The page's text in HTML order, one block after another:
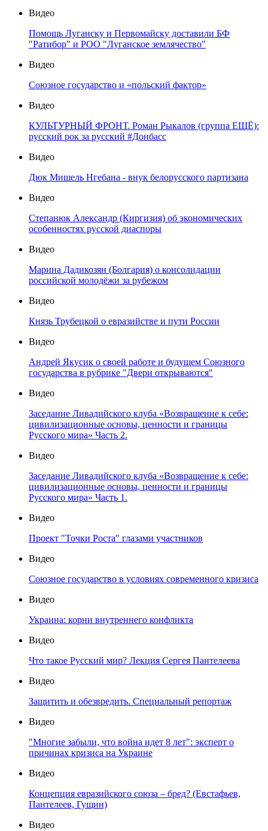
Видео
Помощь Луганску и Первомайску доставили БФ
"Ратибор" и РОО "Луганское землячество"
Видео
Союзное государство и «польский фактор»
Видео
КУЛЬТУРНЫЙ ФРОНТ. Роман Рыкалов (группа ЕЩЁ):
русский рок за русский #Донбасс
Видео
Дюк Мишель Нгебана - внук белорусского партизана
Видео
Степанюк Александр (Киргизия) об экономических
особенностях русской диаспоры
Видео
Марина Дадикозян (Болгария) о консолидации
российской молодёжи за рубежом
Видео
Князь Трубецкой о евразийстве и пути России
Видео
Андрей Якусик о своей работе и будущем Союзного
государства в рубрике "Двери открываются"
Видео
Заседание Ливадийского клуба «Возвращение к себе:
цивилизационные основы, ценности и границы
Русского мира» Часть 2.
Видео
Заседание Ливадийского клуба «Возвращение к себе:
цивилизационные основы, ценности и границы
Русского мира» Часть 1.
Видео
Проект "Точки Роста" глазами участников
Видео
Союзное государство в условиях современного кризиса
Видео
Украина: корни внутреннего конфликта
Видео
Что такое Русский мир? Лекция Сергея Пантелеева
Видео
Защитить и обезвредить. Специальный репортаж
Видео
"Многие забыли, что война идет 8 лет": эксперт о
причинах кризиса на Украине
Видео
Концепция евразийского союза – бред? (Евстафьев,
Пантелеев, Гущин)
Видео